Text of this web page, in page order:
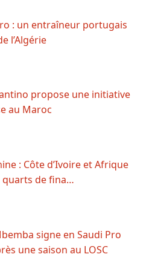
: un entraîneur portugais
l’Algérie
propose une initiative
au Maroc
: Côte d’Ivoire et Afrique
quarts de fina…
signe en Saudi Pro
une saison au LOSC